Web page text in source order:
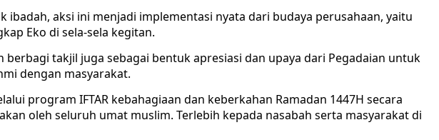
ibadah, aksi ini menjadi implementasi nyata dari budaya perusahaan, yaitu
Eko di sela-sela kegitan.
berbagi takjil juga sebagai bentuk apresiasi dan upaya dari Pegadaian untuk
dengan masyarakat.
program IFTAR kebahagiaan dan keberkahan Ramadan 1447H secara
oleh seluruh umat muslim. Terlebih kepada nasabah serta masyarakat di